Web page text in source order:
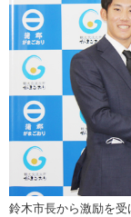
鈴木市長から激励を受